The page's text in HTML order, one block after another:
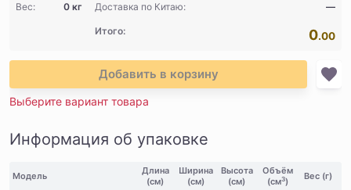
Вес: 0 кг Доставка по Китаю: —
Итого: 0.00
Добавить в корзину
Выберите вариант товара
Информация об упаковке
Модель
Длина
(см)
Ширина
(см)
Высота
(см)
Объём
(см3) Вес (г)